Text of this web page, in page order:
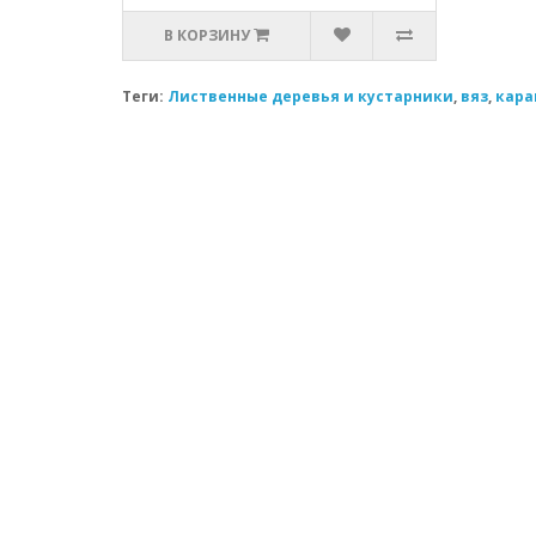
В КОРЗИНУ
Теги: Лиственные деревья и кустарники, вяз,